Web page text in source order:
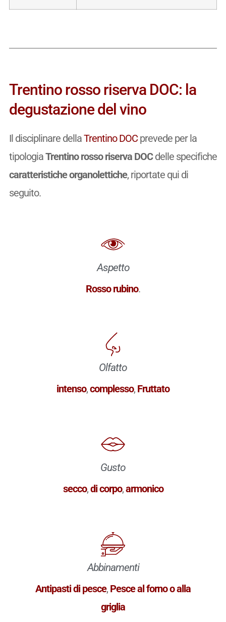
Trentino rosso riserva DOC: la
degustazione del vino
Il disciplinare dellaTrentino DOCprevede per la
tipologiaTrentino rosso riserva DOCdelle specifiche
caratteristiche organolettiche, riportate qui di
seguito.
Aspetto
Rosso rubino.
Olfatto
intenso,complesso, Fruttato
Gusto
secco,di corpo,armonico
Abbinamenti
Antipasti di pesce, Pesce al forno o alla
griglia